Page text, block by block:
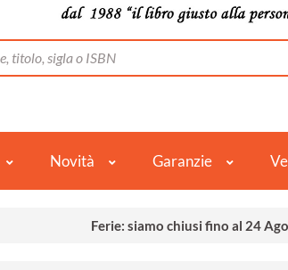
Novità Garanzie
Ferie: siamo chiusi fino al 24